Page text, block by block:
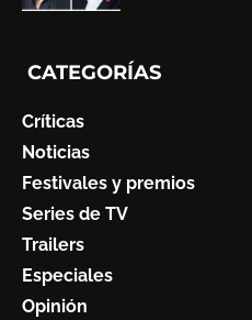
CATEGORÍAS
Críticas
Noticias
Festivales y premios
Series de TV
Trailers
Especiales
Opinión